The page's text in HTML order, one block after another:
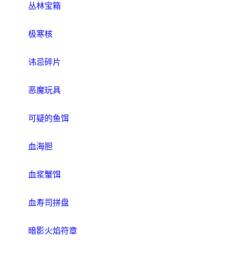
丛林宝箱
极寒核
讳忌碎片
恶魔玩具
可疑的鱼饵
血海胆
血浆蟹饵
血寿司拼盘
暗影火焰符章